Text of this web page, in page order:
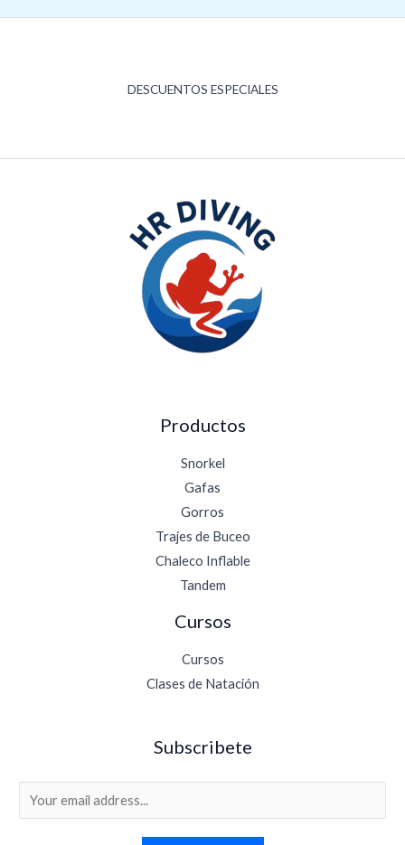
DESCUENTOS ESPECIALES
Productos
Snorkel
Gafas
Gorros
Trajes de Buceo
Chaleco Inflable
Tandem
Cursos
Cursos
Clases de Natación
Subscribete
m